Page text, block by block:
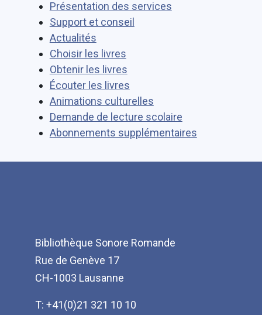
Présentation des services
Support et conseil
Actualités
Choisir les livres
Obtenir les livres
Écouter les livres
Animations culturelles
Demande de lecture scolaire
Abonnements supplémentaires
Bibliothèque Sonore Romande
Rue de Genève 17
CH-1003 Lausanne
T: +41(0)21 321 10 10